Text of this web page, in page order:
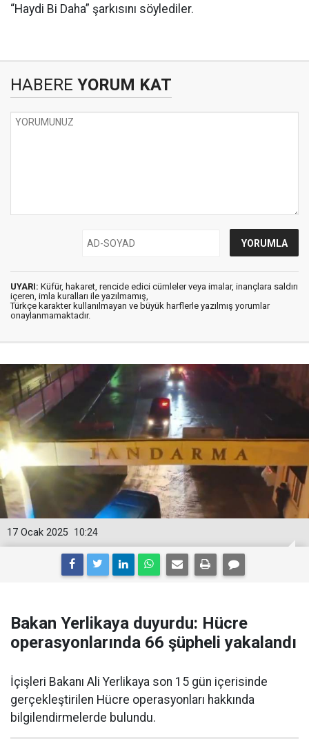
“Haydi Bi Daha” şarkısını söylediler.
HABERE YORUM KAT
UYARI: Küfür, hakaret, rencide edici cümleler veya imalar, inançlara saldırı
içeren, imla kuralları ile yazılmamış,
Türkçe karakter kullanılmayan ve büyük harflerle yazılmış yorumlar
onaylanmamaktadır.
10:24
17 Ocak 2025
Bakan Yerlikaya duyurdu: Hücre
operasyonlarında 66 şüpheli yakalandı
İçişleri Bakanı Ali Yerlikaya son 15 gün içerisinde
gerçekleştirilen Hücre operasyonları hakkında
bilgilendirmelerde bulundu.